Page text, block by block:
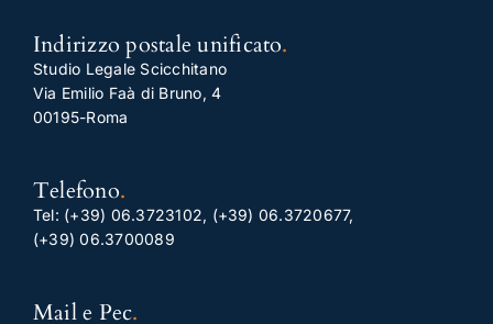
Indirizzo postale unificato.
Studio Legale Scicchitano
Via Emilio Faà di Bruno, 4
00195-Roma
Telefono.
Tel: (+39) 06.3723102, (+39) 06.3720677,
(+39) 06.3700089
Mail e Pec.